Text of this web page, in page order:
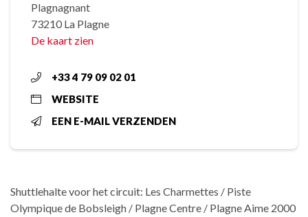
Plagnagnant
73210 La Plagne
De kaart zien
+33 4 79 09 02 01
WEBSITE
EEN E-MAIL VERZENDEN
Shuttlehalte voor het circuit: Les Charmettes / Piste
Olympique de Bobsleigh / Plagne Centre / Plagne Aime 2000